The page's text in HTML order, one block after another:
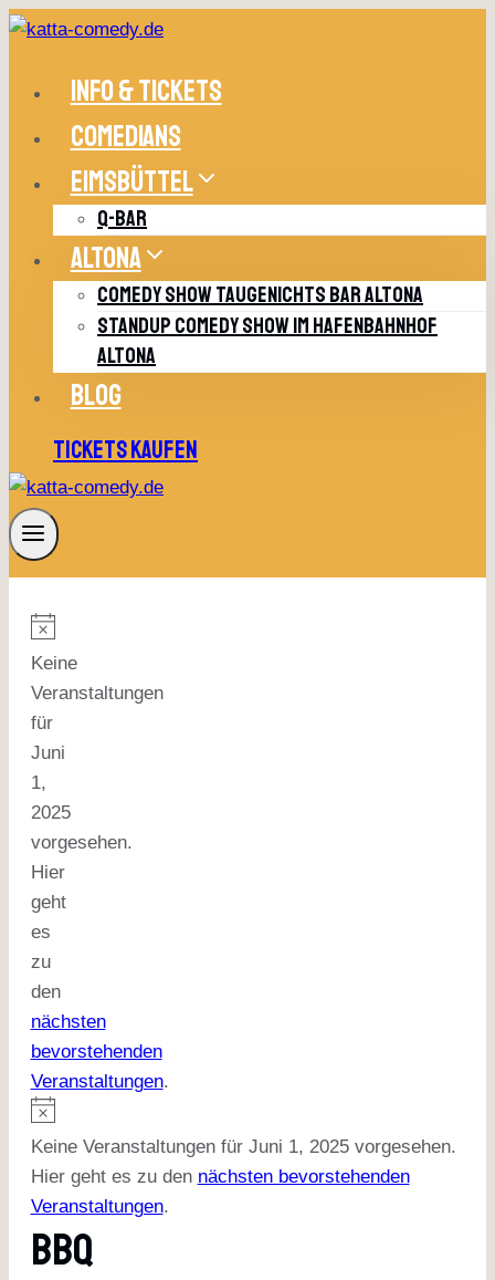
Zum
springenINFO & TICKETS
COMEDIANS
EIMSBÜTTEL
Q-BAR
ALTONA
COMEDY SHOW TAUGENICHTS BAR ALTONA
STANDUP COMEDY SHOW IM HAFENBAHNHOF
ALTONA
BLOG
TICKETS KAUFEN
Keine
Veranstaltungen
für
Juni
1,
2025
vorgesehen.
Hier
geht
es
zu
den
nächsten
bevorstehenden
Veranstaltungen.
Keine Veranstaltungen für Juni 1, 2025 vorgesehen.
Hier geht es zu den nächsten bevorstehenden
Veranstaltungen.
BBQ